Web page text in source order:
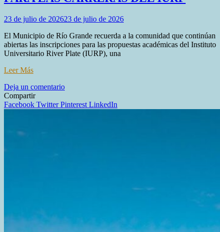
23 de julio de 202623 de julio de 2026
El Municipio de Río Grande recuerda a la comunidad que continúan
abiertas las inscripciones para las propuestas académicas del Instituto
Universitario River Plate (IURP), una
Leer Más
Deja un comentarioen
RECUERDA
Compartir
Facebook TwitterPinterest LinkedIn